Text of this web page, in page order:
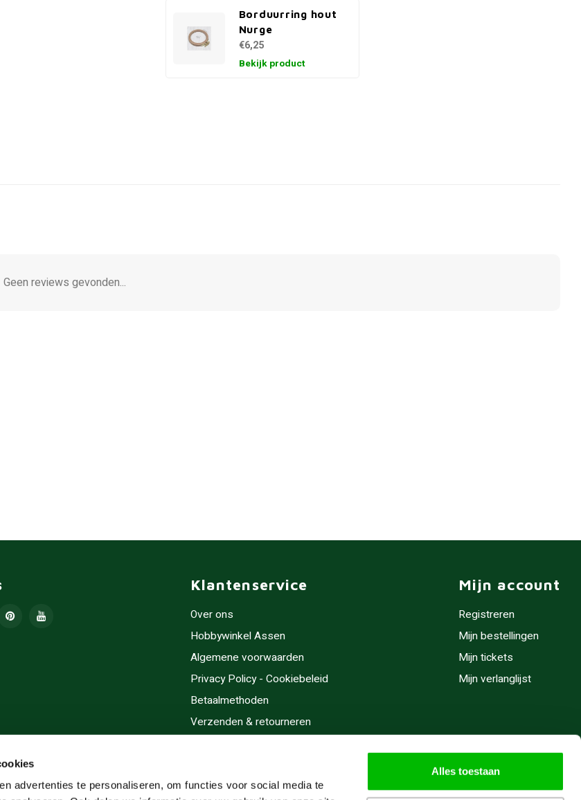
advertenties te personaliseren, om functies voor social media te
Alles toestaan
Borduurring hout
Nurge
€6,25
Bekijk product
Geen reviews gevonden...
Klantenservice
Over ons
Hobbywinkel Assen
Algemene voorwaarden
Privacy Policy - Cookiebeleid
Betaalmethoden
Verzenden & retourneren
Cadeaubonnen
Mijn account
Registreren
Mijn bestellingen
Mijn tickets
Mijn verlanglijst